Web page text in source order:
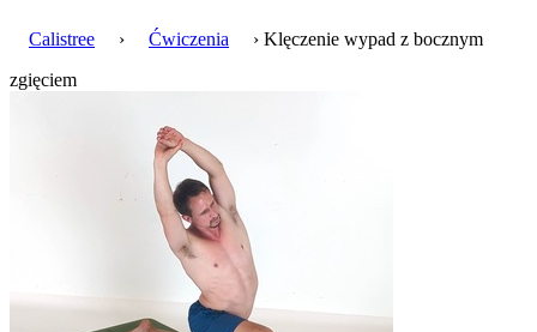
Calistree › Ćwiczenia
› Klęczenie wypad z bocznym
zgięciem